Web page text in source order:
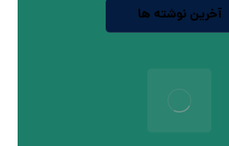
آخرین نوشته ها